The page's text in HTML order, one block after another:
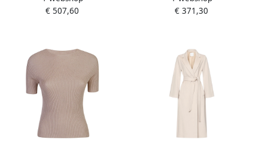
Dames
€ 507,60
Dames
€ 371,30